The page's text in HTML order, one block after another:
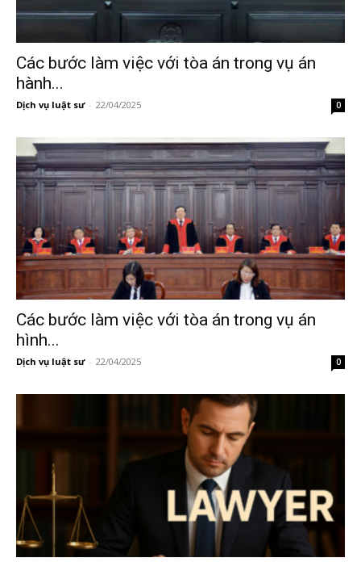
Các bước làm việc với tòa án trong vụ án
hành...
Dịch vụ luật sư - 22/04/2025 0
Các bước làm việc với tòa án trong vụ án
hình...
Dịch vụ luật sư - 22/04/2025 0